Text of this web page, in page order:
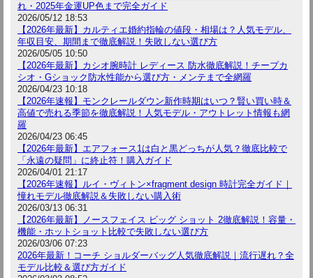
れ・2025年金運UP色まで完全ガイド
2026/05/12 18:53
【2026年最新】カルティエ婚約指輪の値段・相場は？人気モデル、
年収目安、期間まで徹底解説！失敗しない選び方
2026/05/05 10:50
【2026年最新】カシオ腕時計 レディース 防水徹底解説！チープカ
シオ・Gショック防水性能から選び方・メンテまで全網羅
2026/04/23 10:18
【2026年速報】モンクレールダウン新作時期はいつ？賢い買い時＆
高値で売れる季節を徹底解説！人気モデル・アウトレット情報も網
羅
2026/04/23 06:45
【2026年最新】エアフォース1は白と黒どっちが人気？徹底比較で
「永遠の疑問」に終止符！購入ガイド
2026/04/01 21:17
【2026年速報】ルイ・ヴィトン×fragment design 時計完全ガイド｜
憧れモデル徹底解説＆失敗しない購入術
2026/03/13 06:31
【2026年最新】ノースフェイス ビッグ ショット 2徹底解説！容量・
機能・ホットショット比較で失敗しない選び方
2026/03/06 07:23
2026年最新！コーチ ショルダーバッグ人気徹底解説｜流行遅れ？全
モデル比較＆選び方ガイド